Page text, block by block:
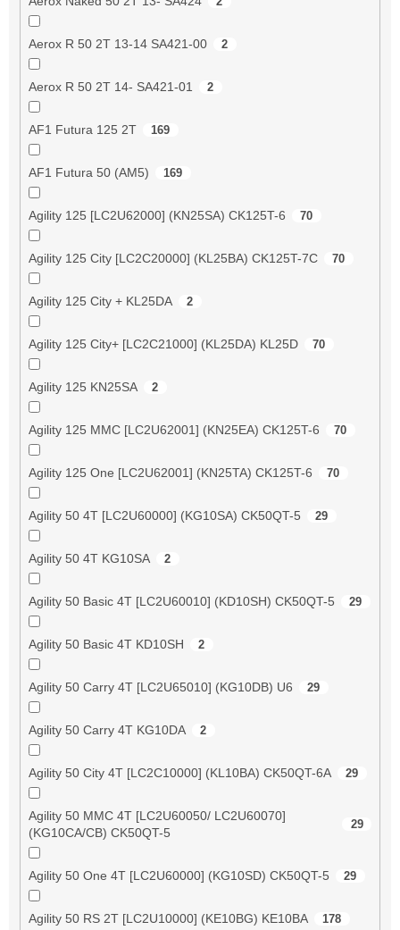
Aerox R 50 2T 13-14 SA421-00 2
Aerox R 50 2T 14- SA421-01 2
AF1 Futura 125 2T 169
AF1 Futura 50 (AM5) 169
Agility 125 [LC2U62000] (KN25SA) CK125T-6 70
Agility 125 City [LC2C20000] (KL25BA) CK125T-7C 70
Agility 125 City + KL25DA 2
Agility 125 City+ [LC2C21000] (KL25DA) KL25D 70
Agility 125 KN25SA 2
Agility 125 MMC [LC2U62001] (KN25EA) CK125T-6 70
Agility 125 One [LC2U62001] (KN25TA) CK125T-6 70
Agility 50 4T [LC2U60000] (KG10SA) CK50QT-5 29
Agility 50 4T KG10SA 2
Agility 50 Basic 4T [LC2U60010] (KD10SH) CK50QT-5 29
Agility 50 Basic 4T KD10SH 2
Agility 50 Carry 4T [LC2U65010] (KG10DB) U6 29
Agility 50 Carry 4T KG10DA 2
Agility 50 City 4T [LC2C10000] (KL10BA) CK50QT-6A 29
Agility 50 MMC 4T [LC2U60050/ LC2U60070]
(KG10CA/CB) CK50QT-5
29
Agility 50 One 4T [LC2U60000] (KG10SD) CK50QT-5 29
Agility 50 RS 2T [LC2U10000] (KE10BG) KE10BA 178